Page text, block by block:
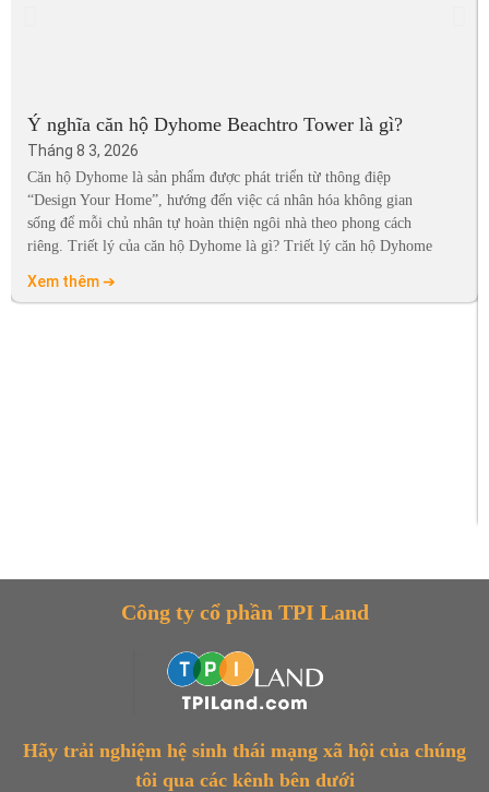
Ý nghĩa căn hộ Dyhome Beachtro Tower là gì?
Tháng 8 3, 2026
Căn hộ Dyhome là sản phẩm được phát triển từ thông điệp
“Design Your Home”, hướng đến việc cá nhân hóa không gian
sống để mỗi chủ nhân tự hoàn thiện ngôi nhà theo phong cách
riêng. Triết lý của căn hộ Dyhome là gì? Triết lý căn hộ Dyhome
Xem thêm ➔
Công ty cổ phần TPI Land
Hãy trải nghiệm hệ sinh thái mạng xã hội của chúng
tôi qua các kênh bên dưới